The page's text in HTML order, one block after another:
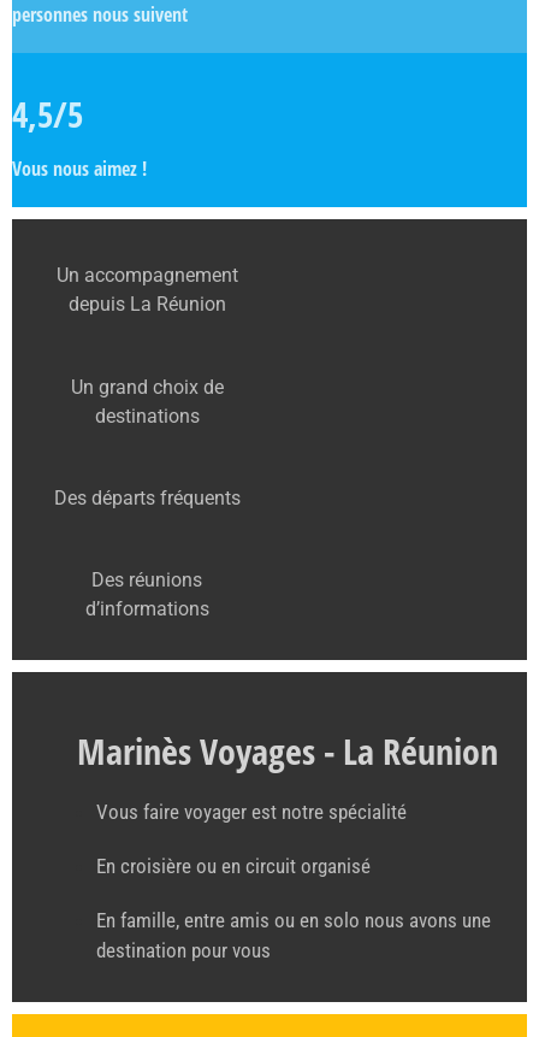
personnes nous suivent
4,5/5
Vous nous aimez !
Un accompagnement
depuis La Réunion
Un grand choix de
destinations
Des départs fréquents
Des réunions
d’informations
Marinès Voyages - La Réunion
Vous faire voyager est notre spécialité
En croisière ou en circuit organisé
En famille, entre amis ou en solo nous avons une
destination pour vous